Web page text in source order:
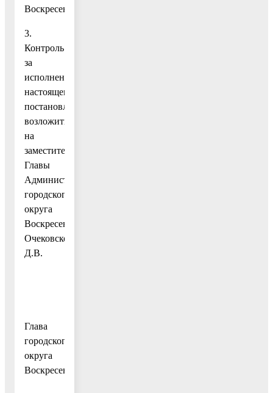
Воскресенск.
3.
Контроль
за
исполнением
настоящего
постановления
возложить
на
заместителя
Главы
Администрации
городского
округа
Воскресенск
Очековского
Д.В.
Глава
городского
округа
Воскресенск